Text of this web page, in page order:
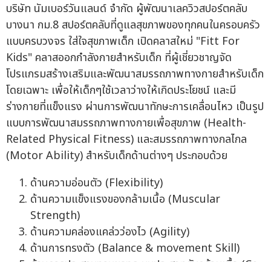
บริษัท นัมเบอร์วันแลนด์ จำกัด ผู้พัฒนาเลควิวสปอร์ตคลับ
บางนา กม.8 สปอร์ตคลับที่ดูแลสุขภาพของทุกคนในครอบครัว
แบบครบวงจร ใส่ใจสุขภาพเด็ก เปิดคลาสใหม่ "Fitt For
Kids" คลาสออกกำลังกายสำหรับเด็ก ที่ผู้เชี่ยวชาญจัด
โปรแกรมสร้างเสริมและพัฒนาสมรรถภาพทางกายสำหรับเด็ก
โดยเฉพาะ เพื่อให้เด็กๆใช้เวลาว่างให้เกิดประโยชน์ และมี
ร่างกายที่แข็งแรง ผ่านการพัฒนาทักษะการเคลื่อนไหว เป็นรูป
แบบการพัฒนาสมรรถภาพทางกายเพื่อสุขภาพ (Health-
Related Physical Fitness) และสมรรถภาพทางกลไกล
(Motor Ability) สำหรับเด็กด้านต่างๆ ประกอบด้วย
ด้านความอ่อนตัว (Flexibility)
ด้านความแข็งแรงของกล้ามเนื้อ (Muscular
Strength)
ด้านความคล่องแคล่วว่องไว (Agility)
ด้านการทรงตัว (Balance & movement Skill)